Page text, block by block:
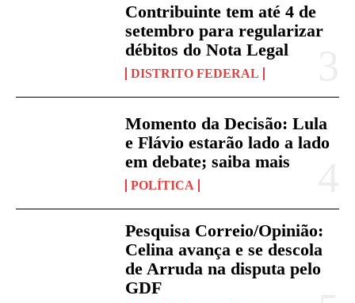
Contribuinte tem até 4 de
setembro para regularizar
débitos do Nota Legal
DISTRITO FEDERAL
Momento da Decisão: Lula
e Flávio estarão lado a lado
em debate; saiba mais
POLÍTICA
Pesquisa Correio/Opinião:
Celina avança e se descola
de Arruda na disputa pelo
GDF